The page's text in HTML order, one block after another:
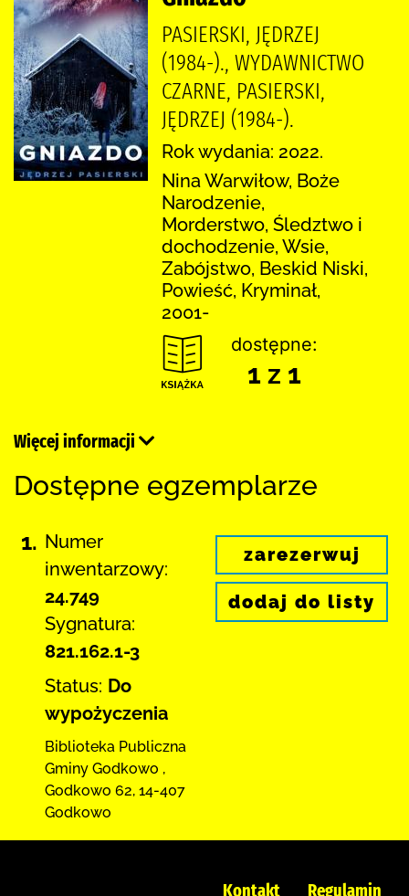
PASIERSKI, JĘDRZEJ
(1984-)., WYDAWNICTWO
CZARNE, PASIERSKI,
JĘDRZEJ (1984-).
Rok wydania: 2022.
Nina Warwiłow, Boże
Narodzenie,
Morderstwo, Śledztwo i
dochodzenie, Wsie,
Zabójstwo, Beskid Niski,
Powieść, Kryminał,
2001-
dostępne:
1 z 1
Więcej informacji
Dostępne egzemplarze
1. Numer
inwentarzowy:
24.749
Sygnatura:
821.162.1-3
Status: Do
wypożyczenia
Biblioteka Publiczna
Gminy Godkowo ,
Godkowo 62, 14-407
Godkowo
zarezerwuj
dodaj do listy
Kontakt Regulamin